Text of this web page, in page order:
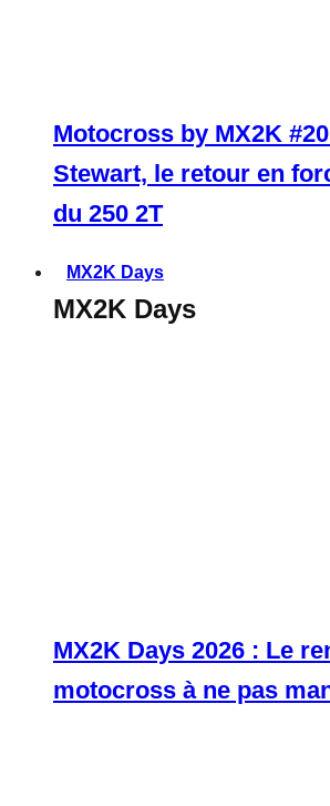
Motocross by MX2K
Stewart, le retour en
du 250 2T
MX2K Days
MX2K Days
MX2K Days 2026 : Le
motocross à ne pas